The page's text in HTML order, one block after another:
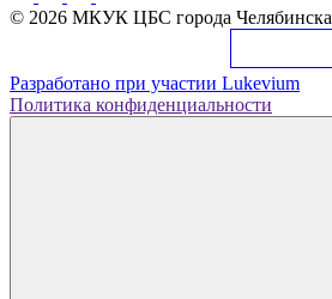
© 2026 МКУК ЦБС города Челябинска
Разработано при участии Lukevium
Политика конфиденциальности